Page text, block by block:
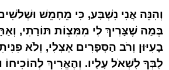
וְהִנֵּה אֲנִי נִשְׁבָּע, כִּי מֵחָמֵשׁ
בְּמַה שֶׁצָּרִיךְ לִי מִמִּצְוֹת תּוֹרָתִי,
בָעִיּוּן וְרֹב הַסְּפָרִים אֶצְלִי, וְלֹא
לִבְּךָ לִשְׁאֹל עָלָיו. וְהֶאֱרִיךְ לְהוֹכִיחוֹ